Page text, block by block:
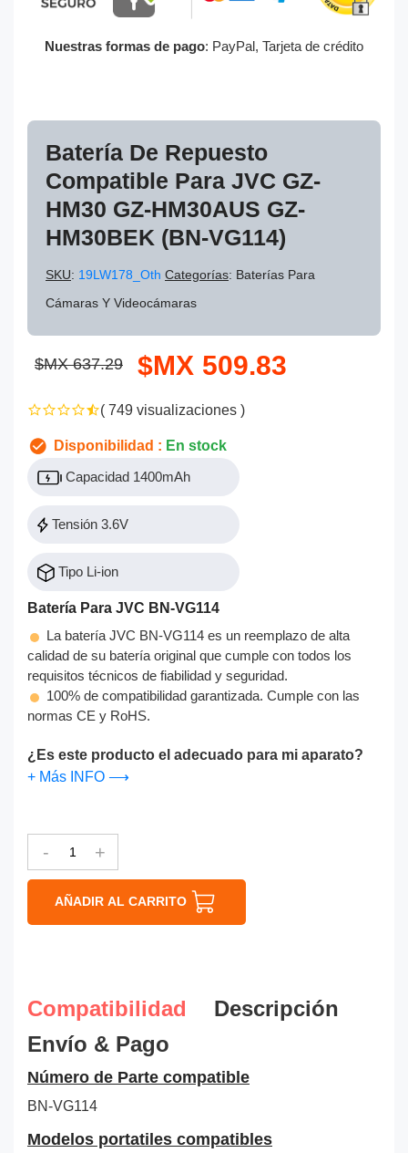
Nuestras formas de pago: PayPal, Tarjeta de crédito
Batería De Repuesto
Compatible Para JVC GZ-
HM30 GZ-HM30AUS GZ-
HM30BEK (BN-VG114)
SKU: 19LW178_Oth Categorías: Baterías Para
Cámaras Y Videocámaras
$MX 637.29 $MX 509.83
( 749 visualizaciones )
Disponibilidad : En stock
Capacidad 1400mAh
Tensión 3.6V
Tipo Li-ion
Batería Para JVC BN-VG114
La batería JVC BN-VG114 es un reemplazo de alta
calidad de su batería original que cumple con todos los
requisitos técnicos de fiabilidad y seguridad.
100% de compatibilidad garantizada. Cumple con las
normas CE y RoHS.
¿Es este producto el adecuado para mi aparato?
+ Más INFO ⟶
- +
AÑADIR AL CARRITO
Compatibilidad
Descripción
Envío & Pago
Número de Parte compatible
BN-VG114
Modelos portatiles compatibles